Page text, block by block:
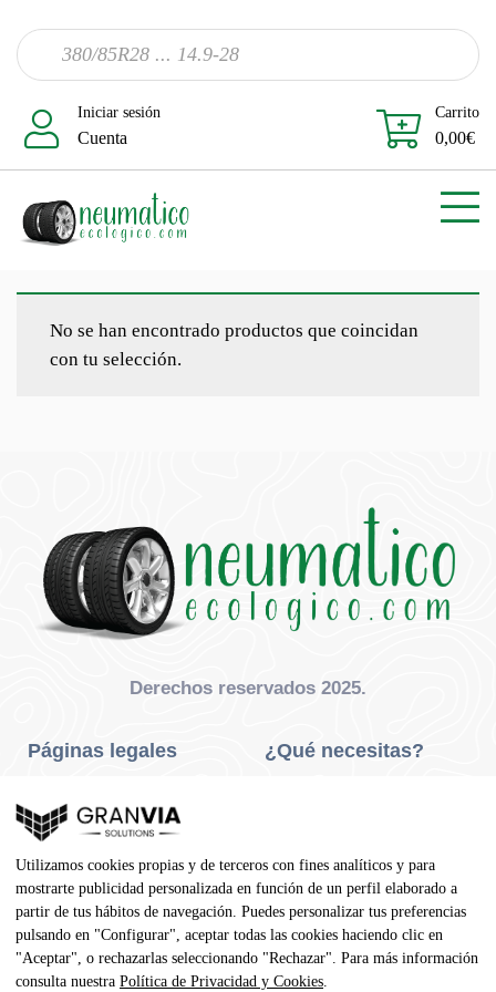
Iniciar sesión
Cuenta
Carrito
0,00€
No se han encontrado productos que coincidan
con tu selección.
Derechos reservados 2025.
Páginas legales
Privacidad Y Cookies
Aviso Legal
Condiciones De Compra
Contacto
¿Qué necesitas?
Neumáticos Agrícola
Dirección
Utilizamos cookies propias y de terceros con fines analíticos y para
mostrarte publicidad personalizada en función de un perfil elaborado a
partir de tus hábitos de navegación. Puedes personalizar tus preferencias
pulsando en "Configurar", aceptar todas las cookies haciendo clic en
"Aceptar", o rechazarlas seleccionando "Rechazar". Para más información
consulta nuestra Política de Privacidad y Cookies.